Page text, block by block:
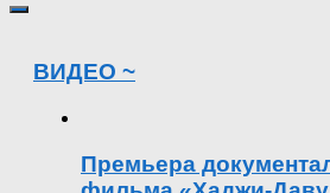
ВИДЕО ~
Премьера